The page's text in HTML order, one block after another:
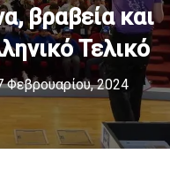
βραβεία και
Τελικό
Φεβρουαρίου, 2024